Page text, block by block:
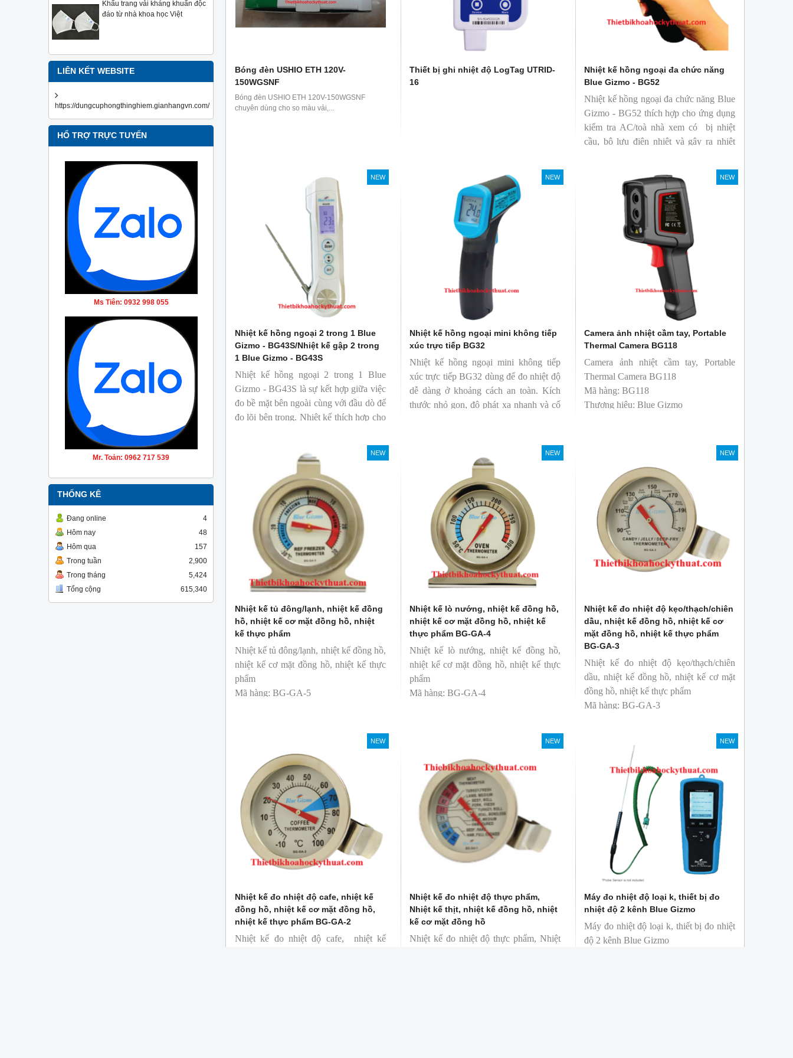
Khẩu trang vải kháng khuẩn độc
đáo từ nhà khoa học Việt
LIÊN KẾT WEBSITE
https://dungcuphongthinghiem.gianhangvn.com/
HỔ TRỢ TRỰC TUYẾN
Ms Tiên: 0932 998 055
Mr. Toản: 0962 717 539
THỐNG KÊ
Đang online
4
Hôm nay
48
Hôm qua
157
Trong tuần
2,900
Trong tháng
5,424
Tổng cộng
615,340
Bóng đèn USHIO ETH 120V-
150WGSNF
Bóng đèn USHIO ETH 120V-150WGSNF
chuyên dùng cho so màu vải,...
Thiết bị ghi nhiệt độ LogTag UTRID-
16
Nhiệt kế hồng ngoại đa chức năng
Blue Gizmo - BG52
Nhiệt kế hồng ngoại đa chức năng Blue
Gizmo - BG52 thích hợp cho ứng dụng
kiểm tra AC/toà nhà xem có bị nhiệt
cầu, bộ lưu điện nhiệt và gây ra nhiệt
NEW
Nhiệt kế hồng ngoại 2 trong 1 Blue
Gizmo - BG43S/Nhiệt kế gập 2 trong
1 Blue Gizmo - BG43S
Nhiệt kế hồng ngoại 2 trong 1 Blue
Gizmo - BG43S là sự kết hợp giữa việc
đo bề mặt bên ngoài cùng với đầu dò để
đo lõi bên trong. Nhiệt kế thích hợp cho
NEW
Nhiệt kế hồng ngoại mini không tiếp
xúc trực tiếp BG32
Nhiệt kế hồng ngoại mini không tiếp
xúc trực tiếp BG32 dùng để đo nhiệt độ
dễ dàng ở khoảng cách an toàn. Kích
thước nhỏ gọn, độ phát xạ nhanh và cố
NEW
Camera ảnh nhiệt cầm tay, Portable
Thermal Camera BG118
Camera ảnh nhiệt cầm tay, Portable
Thermal Camera BG118
Mã hàng: BG118
Thương hiệu: Blue Gizmo
NEW
Nhiệt kế tủ đông/lạnh, nhiệt kế đồng
hồ, nhiệt kế cơ mặt đồng hồ, nhiệt
kế thực phẩm
Nhiệt kế tủ đông/lạnh, nhiệt kế đồng hồ,
nhiệt kế cơ mặt đồng hồ, nhiệt kế thực
phẩm
Mã hàng: BG-GA-5
NEW
Nhiệt kế lò nướng, nhiệt kế đồng hồ,
nhiệt kế cơ mặt đồng hồ, nhiệt kế
thực phẩm BG-GA-4
Nhiệt kế lò nướng, nhiệt kế đồng hồ,
nhiệt kế cơ mặt đồng hồ, nhiệt kế thực
phẩm
Mã hàng: BG-GA-4
NEW
Nhiệt kế đo nhiệt độ kẹo/thạch/chiên
dầu, nhiệt kế đồng hồ, nhiệt kế cơ
mặt đồng hồ, nhiệt kế thực phẩm
BG-GA-3
Nhiệt kế đo nhiệt độ kẹo/thạch/chiên
dầu, nhiệt kế đồng hồ, nhiệt kế cơ mặt
đồng hồ, nhiệt kế thực phẩm
Mã hàng: BG-GA-3
NEW
Nhiệt kế đo nhiệt độ cafe, nhiệt kế
đồng hồ, nhiệt kế cơ mặt đồng hồ,
nhiệt kế thực phẩm BG-GA-2
Nhiệt kế đo nhiệt độ cafe, nhiệt kế
NEW
Nhiệt kế đo nhiệt độ thực phẩm,
Nhiệt kế thịt, nhiệt kế đồng hồ, nhiệt
kế cơ mặt đồng hồ
Nhiệt kế đo nhiệt độ thực phẩm, Nhiệt
NEW
Máy đo nhiệt độ loại k, thiết bị đo
nhiệt độ 2 kênh Blue Gizmo
Máy đo nhiệt độ loại k, thiết bị đo nhiệt
độ 2 kênh Blue Gizmo